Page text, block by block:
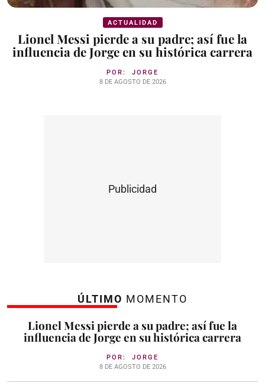
ACTUALIDAD
Lionel Messi pierde a su padre; así fue la
influencia de Jorge en su histórica carrera
POR: JORGE
8 DE AGOSTO DE 2026
Publicidad
ÚLTIMO MOMENTO
Lionel Messi pierde a su padre; así fue la
influencia de Jorge en su histórica carrera
POR: JORGE
8 DE AGOSTO DE 2026